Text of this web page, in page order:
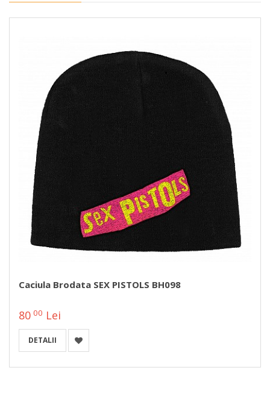
Caciula Brodata SEX PISTOLS BH098
80 00 Lei
DETALII